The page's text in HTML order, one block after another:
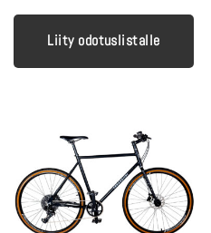
Liity odotuslistalle